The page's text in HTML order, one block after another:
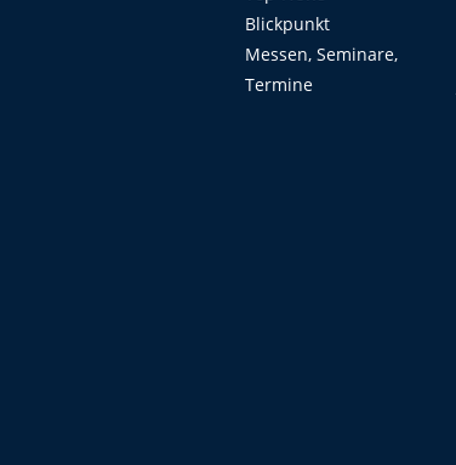
Blickpunkt
Messen, Seminare,
Termine